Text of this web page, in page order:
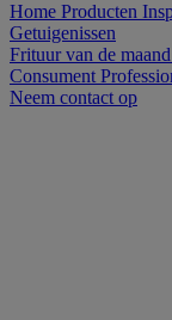
Home Producten
Getuigenissen
Frituur van de maand
Consument
Neem contact op